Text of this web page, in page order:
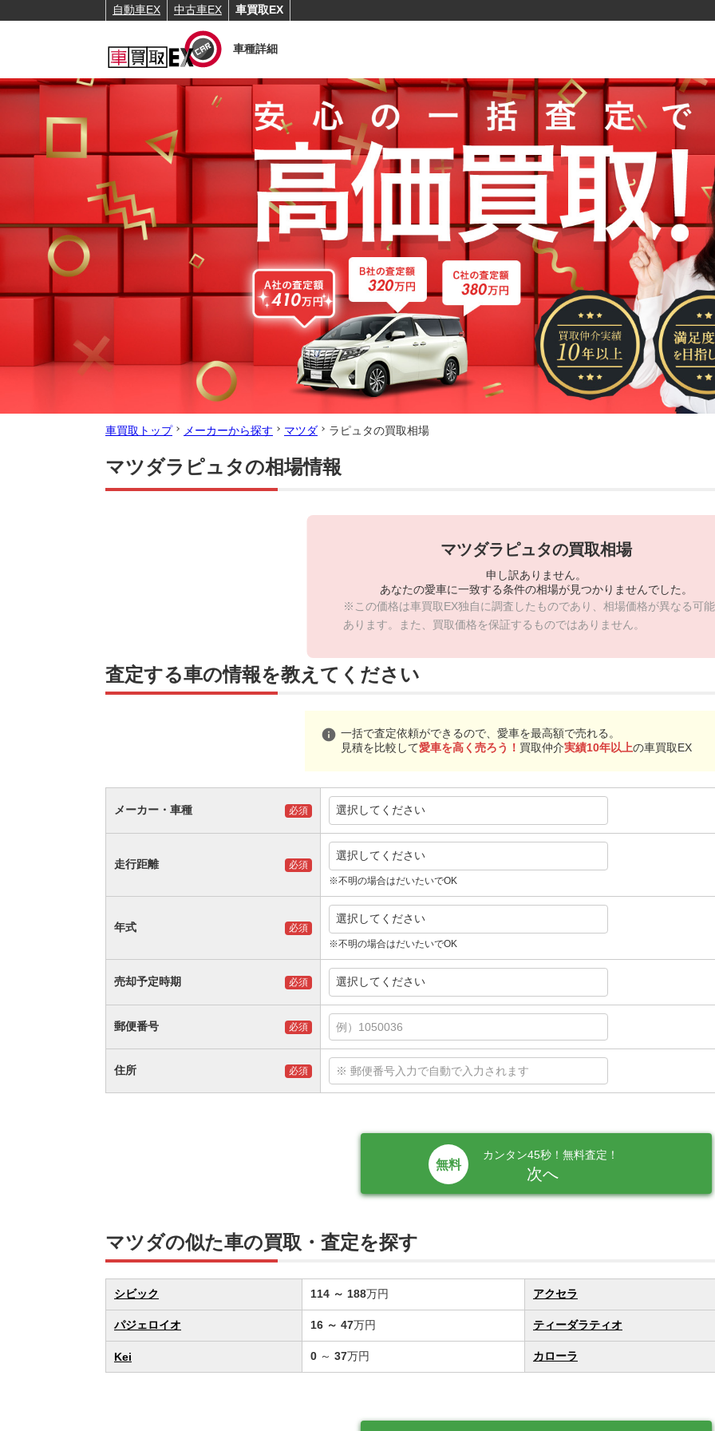
自動車EX 中古車EX 車買取EX
車種詳細
車買取トップ メーカーから探す マツダ ラピュタの買取相場
マツダラピュタの相場情報
マツダラピュタの買取相場
申し訳ありません。
あなたの愛車に一致する条件の相場が見つかりませんでした。
※この価格は車買取EX独自に調査したものであり、相場価格が異なる可
あります。また、買取価格を保証するものではありません。
査定する車の情報を教えてください
info 一括で査定依頼ができるので、愛車を最高額で売れる。
見積を比較して愛車を高く売ろう！ 買取仲介実績10年以上の車買取EX
メーカー・車種 必須 選択してください
走行距離 必須
選択してください
※不明の場合はだいたいでOK
年式 必須
選択してください
※不明の場合はだいたいでOK
売却予定時期 必須 選択してください
郵便番号 必須
住所 必須
カンタン45秒！無料査定！
次へ
マツダの似た車の買取・査定を探す
シビック 114 ～ 188万円 アクセラ
パジェロイオ 16 ～ 47万円 ティーダラティオ
Kei 0 ～ 37万円 カローラ